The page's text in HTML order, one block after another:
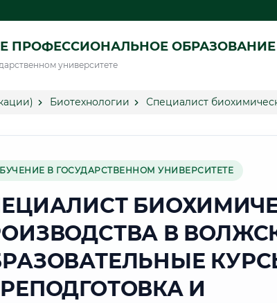
ПРОФЕССИОНАЛЬНОЕ
университете
Биотехнологии Специалист
В ГОСУДАРСТВЕННОМ УНИВЕРСИТЕТЕ
В
И